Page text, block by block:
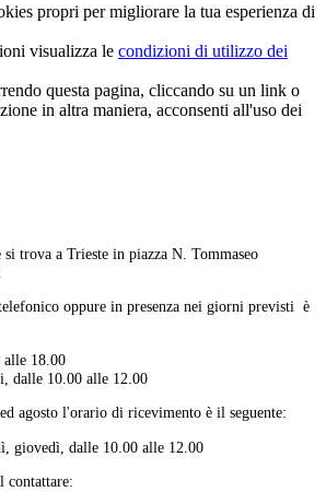
propri per migliorare la tua esperienza di
visualizza le condizioni di utilizzo dei
questa pagina, cliccando su un link o
in altra maniera, acconsenti all'uso dei
trova a Trieste in piazza N. Tommaseo
oppure in presenza nei giorni previsti è
18.00
dalle 10.00 alle 12.00
agosto l'orario di ricevimento è il seguente:
giovedì, dalle 10.00 alle 12.00
contattare: